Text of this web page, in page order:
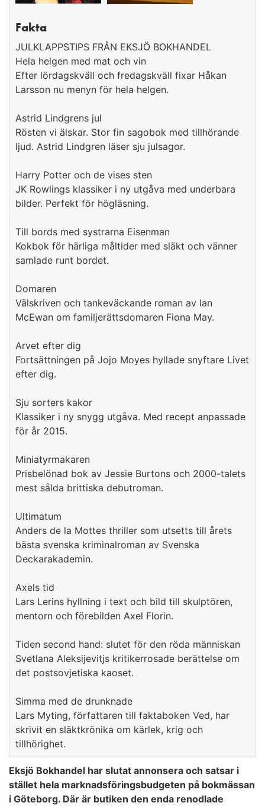
Fakta
JULKLAPPSTIPS FRÅN EKSJÖ BOKHANDEL
Hela helgen med mat och vin
Efter lördagskväll och fredagskväll fixar Håkan
Larsson nu menyn för hela helgen.
Astrid Lindgrens jul
Rösten vi älskar. Stor fin sagobok med tillhörande
ljud. Astrid Lindgren läser sju julsagor.
Harry Potter och de vises sten
JK Rowlings klassiker i ny utgåva med underbara
bilder. Perfekt för högläsning.
Till bords med systrarna Eisenman
Kokbok för härliga måltider med släkt och vänner
samlade runt bordet.
Domaren
Välskriven och tankeväckande roman av Ian
McEwan om familjerättsdomaren Fiona May.
Arvet efter dig
Fortsättningen på Jojo Moyes hyllade snyftare Livet
efter dig.
Sju sorters kakor
Klassiker i ny snygg utgåva. Med recept anpassade
för år 2015.
Miniatyrmakaren
Prisbelönad bok av Jessie Burtons och 2000-talets
mest sålda brittiska debutroman.
Ultimatum
Anders de la Mottes thriller som utsetts till årets
bästa svenska kriminalroman av Svenska
Deckarakademin.
Axels tid
Lars Lerins hyllning i text och bild till skulptören,
mentorn och förebilden Axel Florin.
Tiden second hand: slutet för den röda människan
Svetlana Aleksijevitjs kritikerrosade berättelse om
det postsovjetiska kaoset.
Simma med de drunknade
Lars Myting, författaren till faktaboken Ved, har
skrivit en släktkrönika om kärlek, krig och
tillhörighet.
Eksjö Bokhandel har slutat annonsera och satsar i
stället hela marknadsföringsbudgeten på bokmässan
i Göteborg. Där är butiken den enda renodlade